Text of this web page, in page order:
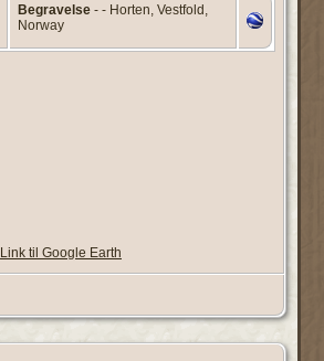
Begravelse - - Horten, Vestfold,
Norway
Link til Google Earth